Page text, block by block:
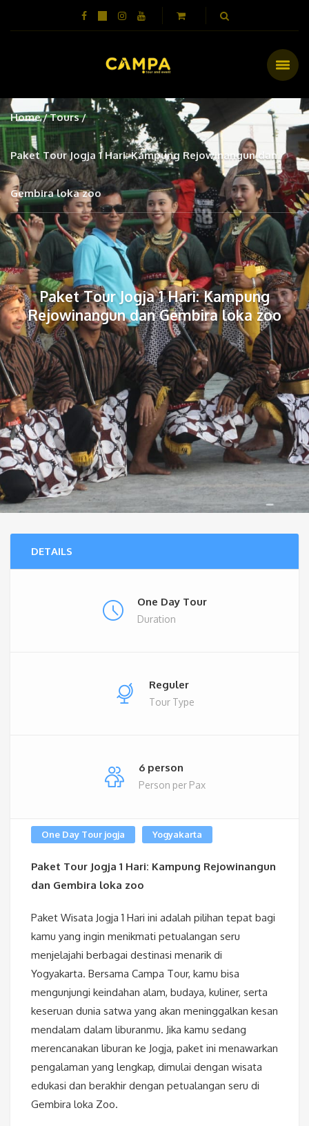
Home Tours
Paket Tour Jogja 1 Hari: Kampung Rejowinangun dan
Gembira loka zoo
Paket Tour Jogja 1 Hari: Kampung
Rejowinangun dan Gembira loka zoo
DETAILS
One Day Tour
Duration
Reguler
Tour Type
6 person
Person per Pax
One Day Tour jogja Yogyakarta
Paket Tour Jogja 1 Hari: Kampung Rejowinangun
dan Gembira loka zoo
Paket Wisata Jogja 1 Hari ini adalah pilihan tepat bagi
kamu yang ingin menikmati petualangan seru
menjelajahi berbagai destinasi menarik di
Yogyakarta. Bersama Campa Tour, kamu bisa
mengunjungi keindahan alam, budaya, kuliner, serta
keseruan dunia satwa yang akan meninggalkan kesan
mendalam dalam liburanmu. Jika kamu sedang
merencanakan liburan ke Jogja, paket ini menawarkan
pengalaman yang lengkap, dimulai dengan wisata
edukasi dan berakhir dengan petualangan seru di
Gembira loka Zoo.